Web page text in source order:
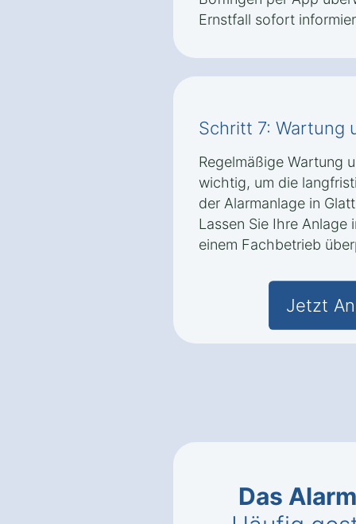
Ernstfall sofort
Schritt 7: Wartung
Regelmäßige Wartung
wichtig, um die
der Alarmanlage in
Lassen Sie Ihre
einem Fachbetrieb
Jetzt
Das